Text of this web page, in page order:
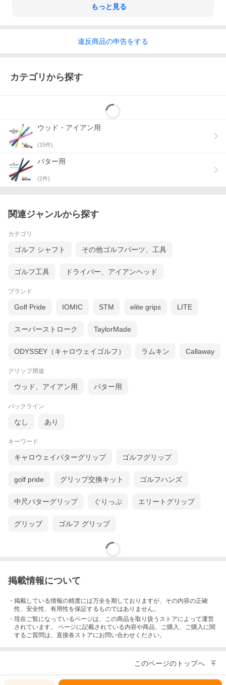
もっと見る
違反商品の申告をする
カテゴリから探す
ウッド・アイアン用
(15件)
パター用
(2件)
関連ジャンルから探す
カテゴリ
ゴルフ シャフト その他ゴルフパーツ、工具
ゴルフ工具 ドライバー、アイアンヘッド
ブランド
Golf Pride IOMIC STM elite grips LITE
スーパーストローク TaylorMade
ODYSSEY（キャロウェイゴルフ） ラムキン Callaway
グリップ用途
ウッド、アイアン用 パター用
バックライン
なし あり
キーワード
キャロウェイパターグリップ ゴルフグリップ
golf pride グリップ交換キット ゴルフハンズ
中尺パターグリップ ぐりっぷ エリートグリップ
グリップ ゴルフ グリップ
掲載情報について
・掲載している情報の精度には万全を期しておりますが、その内容の正確
性、安全性、有用性を保証するものではありません。
・現在ご覧になっているページは、この商品を取り扱うストアによって運営
されています。 ページに記載されている内容や商品、ご購入 、ご購入に関
するご質問は、直接各ストアにお問い合わせください。
このページのトップへ